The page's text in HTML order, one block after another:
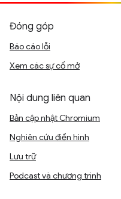
Đóng góp
Báo cáo lỗi
Xem các sự cố mở
Nội dung liên quan
Bản cập nhật Chromium
Nghiên cứu điển hình
Lưu trữ
Podcast và chương trình